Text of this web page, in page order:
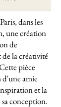
dans les
une création
de
de la créativité
pièce
amie
et la
conception.